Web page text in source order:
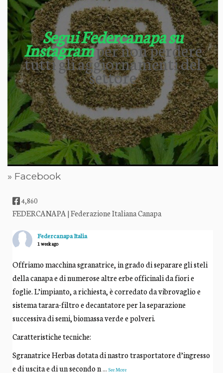
Segui Federcanapa su
Instagramper non perdere
tutti gli aggiornamenti del
settore
» Facebook
4,860
FEDERCANAPA | Federazione Italiana Canapa
Federcanapa Italia
1 week ago
Offriamo macchina sgranatrice, in grado di separare gli steli
della canapa e di numerose altre erbe officinali da fiori e
foglie. L’impianto, a richiesta, è corredato da vibrovaglio e
sistema tarara-filtro e decantatore per la separazione
successiva di semi, biomassa verde e polveri.
Caratteristiche tecniche:
Sgranatrice Herbas dotata di nastro trasportatore d’ingresso
e di uscita e di un secondo n... See More